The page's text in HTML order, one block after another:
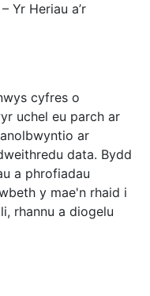
Yr Heriau a’r
cyfres o
uchel eu parch ar
ar
data. Bydd
a phrofiadau
y mae'n rhaid i
rhannu a diogelu